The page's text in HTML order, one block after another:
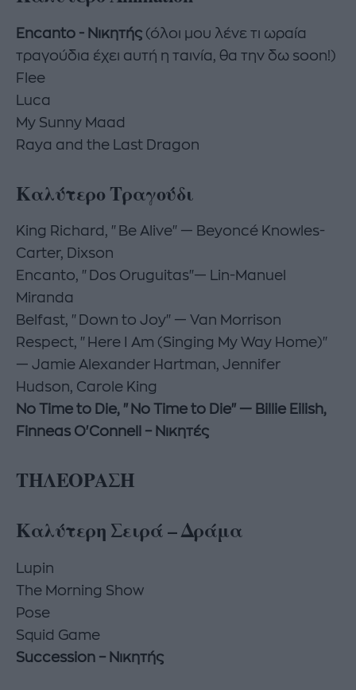
Encanto - Νικητής (όλοι μου λένε τι ωραία
τραγούδια έχει αυτή η ταινία, θα την δω soon!)
Flee
Luca
My Sunny Maad
Raya and the Last Dragon
Καλύτερο Τραγούδι
King Richard, "Be Alive" — Beyoncé Knowles-
Carter, Dixson
Encanto, "Dos Oruguitas"— Lin-Manuel
Miranda
Belfast, "Down to Joy" — Van Morrison
Respect, "Here I Am (Singing My Way Home)"
— Jamie Alexander Hartman, Jennifer
Hudson, Carole King
No Time to Die, "No Time to Die" — Billie Eilish,
Finneas O'Connell – Νικητές
ΤΗΛΕΟΡΑΣΗ
Καλύτερη Σειρά – Δράμα
Lupin
The Morning Show
Pose
Squid Game
Succession – Νικητής